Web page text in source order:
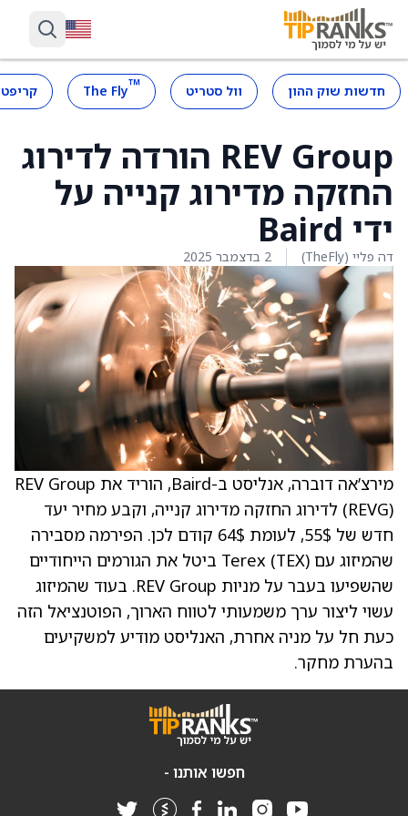
חדשות שוק ההון וול סטריט ™
The Fly
REV Group הורדה לדירוג
החזקה מדירוג קנייה על
ידי Baird
דה פליי (TheFly) 2 בדצמבר 2025
מירצ’אה דוברה, אנליסט ב-Baird, הוריד את REV Group
(REVG) לדירוג החזקה מדירוג קנייה, וקבע מחיר יעד
חדש של 55$, לעומת 64$ קודם לכן. הפירמה מסבירה
שהמיזוג עם Terex (TEX) ביטל את הגורמים הייחודיים
שהשפיעו בעבר על מניות REV Group. בעוד שהמיזוג
עשוי ליצור ערך משמעותי לטווח הארוך, הפוטנציאל הזה
כעת חל על מניה אחרת, האנליסט מודיע למשקיעים
בהערת מחקר.
חפשו אותנו -